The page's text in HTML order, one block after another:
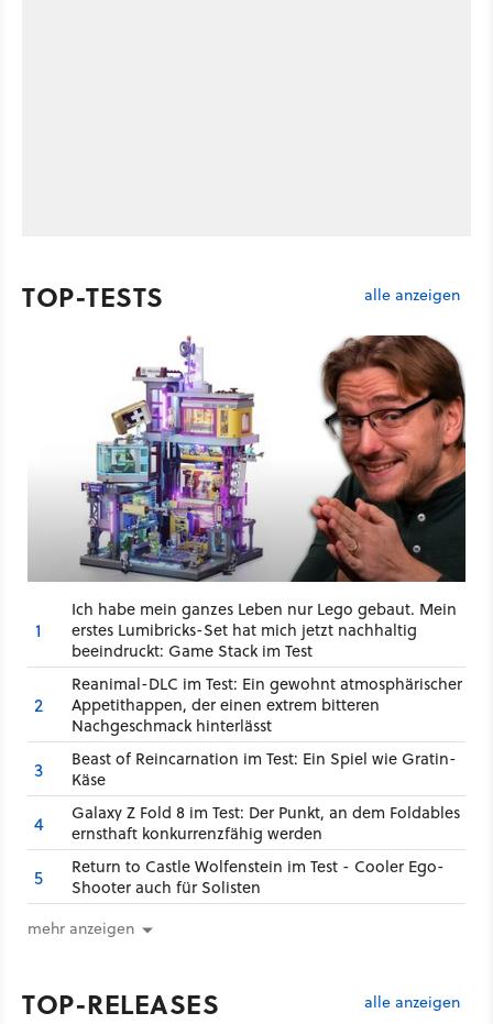
TOP-TESTS alle anzeigen
1
Ich habe mein ganzes Leben nur Lego gebaut. Mein
erstes Lumibricks-Set hat mich jetzt nachhaltig
beeindruckt: Game Stack im Test
2
Reanimal-DLC im Test: Ein gewohnt atmosphärischer
Appetithappen, der einen extrem bitteren
Nachgeschmack hinterlässt
3
Beast of Reincarnation im Test: Ein Spiel wie Gratin-
Käse
4
Galaxy Z Fold 8 im Test: Der Punkt, an dem Foldables
ernsthaft konkurrenzfähig werden
5
Return to Castle Wolfenstein im Test - Cooler Ego-
Shooter auch für Solisten
mehr anzeigen
TOP-RELEASES alle anzeigen